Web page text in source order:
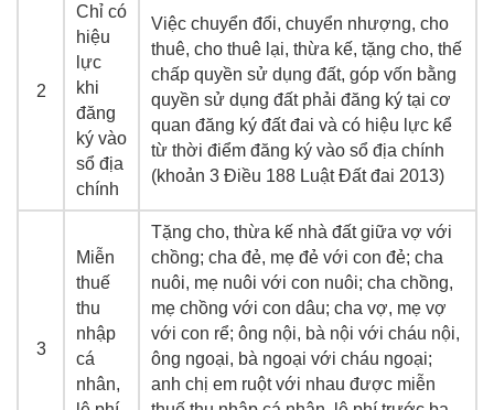
2
Chỉ có
hiệu
lực
khi
đăng
ký vào
sổ địa
chính
Việc chuyển đổi, chuyển nhượng, cho
thuê, cho thuê lại, thừa kế, tặng cho, thế
chấp quyền sử dụng đất, góp vốn bằng
quyền sử dụng đất phải đăng ký tại cơ
quan đăng ký đất đai và có hiệu lực kể
từ thời điểm đăng ký vào sổ địa chính
(khoản 3 Điều 188 Luật Đất đai 2013)
3
Miễn
thuế
thu
nhập
cá
nhân,
Tặng cho, thừa kế nhà đất giữa vợ với
chồng; cha đẻ, mẹ đẻ với con đẻ; cha
nuôi, mẹ nuôi với con nuôi; cha chồng,
mẹ chồng với con dâu; cha vợ, mẹ vợ
với con rể; ông nội, bà nội với cháu nội,
ông ngoại, bà ngoại với cháu ngoại;
anh chị em ruột với nhau được miễn